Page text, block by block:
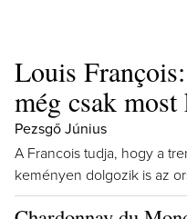
Louis
még csak
Pezsgő Június
A Francois tudja, hogy a
keményen dolgozik is az